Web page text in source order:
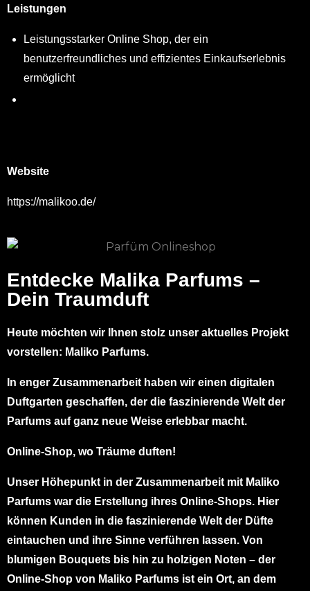
Leistungen
Leistungsstarker Online Shop, der ein
benutzerfreundliches und effizientes Einkaufserlebnis
ermöglicht
Website
https://malikoo.de/
Entdecke Malika Parfums –
Dein Traumduft
Heute möchten wir Ihnen stolz unser aktuelles Projekt
vorstellen: Maliko Parfums.
In enger Zusammenarbeit haben wir einen digitalen
Duftgarten geschaffen, der die faszinierende Welt der
Parfums auf ganz neue Weise erlebbar macht.
Online-Shop, wo Träume duften!
Unser Höhepunkt in der Zusammenarbeit mit Maliko
Parfums war die Erstellung ihres Online-Shops. Hier
können Kunden in die faszinierende Welt der Düfte
eintauchen und ihre Sinne verführen lassen. Von
blumigen Bouquets bis hin zu holzigen Noten – der
Online-Shop von Maliko Parfums ist ein Ort, an dem